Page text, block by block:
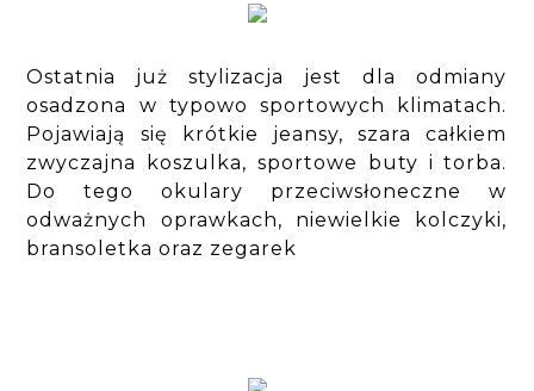
Ostatnia już stylizacja jest dla odmiany
osadzona w typowo sportowych klimatach.
Pojawiają się krótkie jeansy, szara całkiem
zwyczajna koszulka, sportowe buty i torba.
Do tego okulary przeciwsłoneczne w
odważnych oprawkach, niewielkie kolczyki,
bransoletka oraz zegarek